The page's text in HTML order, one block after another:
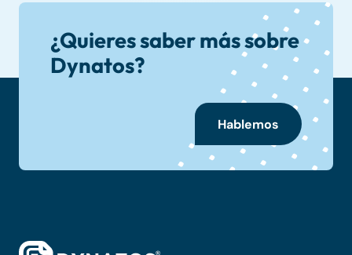
¿Quieres saber más sobre
Dynatos?
Hablemos